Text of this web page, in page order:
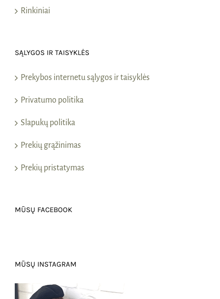
Rinkiniai
SĄLYGOS IR TAISYKLĖS
Prekybos internetu sąlygos ir taisyklės
Privatumo politika
Slapukų politika
Prekių grąžinimas
Prekių pristatymas
MŪSŲ FACEBOOK
MŪSŲ INSTAGRAM